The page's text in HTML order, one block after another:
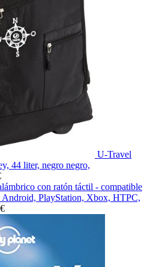
U-Travel
44 liter, negro negro,
con ratón táctil - compatible
PlayStation, Xbox, HTPC,
€